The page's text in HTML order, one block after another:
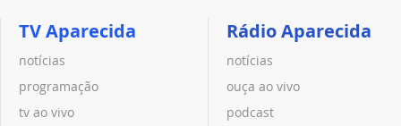
TV Aparecida
notícias
programação
tv ao vivo
Rádio Aparecida
notícias
ouça ao vivo
podcast